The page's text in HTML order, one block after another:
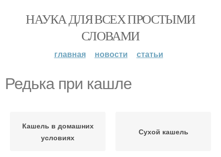
НАУКА ДЛЯ ВСЕХ ПРОСТЫМИ
СЛОВАМИ
главная новости статьи
Редька при кашле
Кашель в домашних
условиях
Сухой кашель